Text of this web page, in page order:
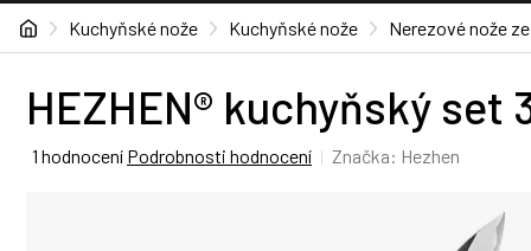
DomůKuchyňské nože Kuchyňské nože Nerezové nože
HEZHEN® kuchyňský set
Průměrné
1 hodnocení Podrobnosti hodnocení Značka: Hezhen